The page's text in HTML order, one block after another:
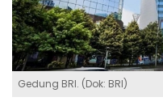
Gedung BRI. (Dok: BRI)